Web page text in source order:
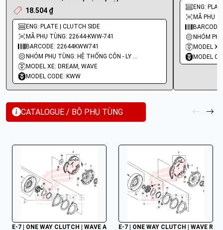
18.504 ₫
ENG: PLATE | CLUTCH SIDE
MÃ PHỤ TÙNG: 22644-KWW-741
BARCODE: 22644KWW741
NHÓM PHỤ TÙNG: HỆ THỐNG CÔN - LY HỢP - TRỤC SỐ - BÁNH RĂNG
MODEL XE: DREAM, WAVE
MODEL CODE: KWW
ENG:
MÃ PHỤ
MODEL
MODEL
CATALOGUE / BỘ PHỤ TÙNG
E-7 | ONE WAY CLUTCH | WAVE A
E-7 | ONE WAY CLUTCH | WAVE R